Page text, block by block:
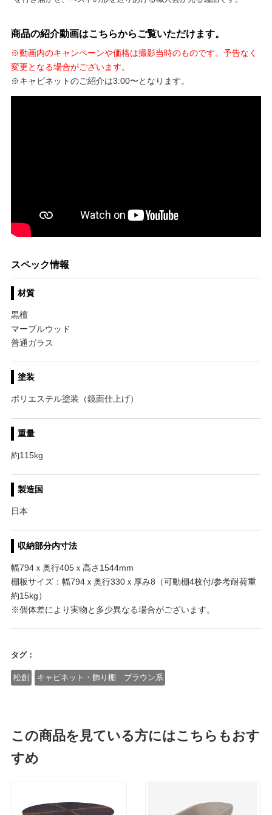
商品の紹介動画はこちらからご覧いただけます。
※動画内のキャンペーンや価格は撮影当時のものです。予告なく
変更となる場合がございます。
※キャビネットのご紹介は3:00〜となります。
スペック情報
材質
黒檀
マーブルウッド
普通ガラス
塗装
ポリエステル塗装（鏡面仕上げ）
重量
約115kg
製造国
日本
収納部分内寸法
幅794ｘ奥行405ｘ高さ1544mm
棚板サイズ：幅794ｘ奥行330ｘ厚み8（可動棚4枚付/参考耐荷重
約15kg）
※個体差により実物と多少異なる場合がございます。
タグ：
松創 キャビネット・飾り棚 ブラウン系
この商品を見ている方にはこちらもおす
すめ